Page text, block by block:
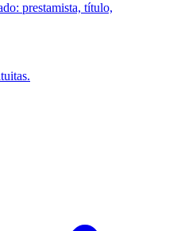
prestamista, título,